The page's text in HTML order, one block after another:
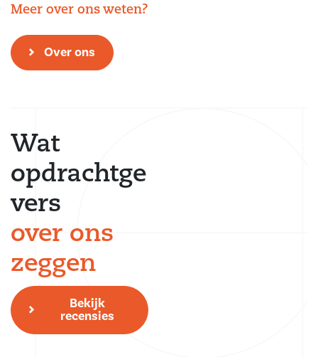
Meer over ons weten?
Over ons
Wat
opdrachtge
vers
over ons
zeggen
Bekijk
recensies